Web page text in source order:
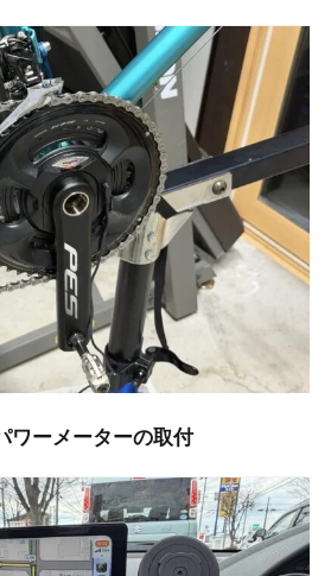
ワーメーターの取付